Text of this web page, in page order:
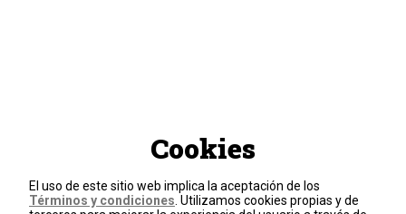
Cookies
El uso de este sitio web implica la aceptación de los
Términos y condiciones . Utilizamos cookies propias y de